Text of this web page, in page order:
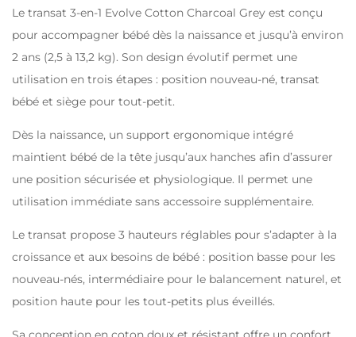
Le transat 3-en-1 Evolve Cotton Charcoal Grey est conçu
pour accompagner bébé dès la naissance et jusqu’à environ
2 ans (2,5 à 13,2 kg). Son design évolutif permet une
utilisation en trois étapes : position nouveau-né, transat
bébé et siège pour tout-petit.
Dès la naissance, un support ergonomique intégré
maintient bébé de la tête jusqu’aux hanches afin d’assurer
une position sécurisée et physiologique. Il permet une
utilisation immédiate sans accessoire supplémentaire.
Le transat propose 3 hauteurs réglables pour s’adapter à la
croissance et aux besoins de bébé : position basse pour les
nouveau-nés, intermédiaire pour le balancement naturel, et
position haute pour les tout-petits plus éveillés.